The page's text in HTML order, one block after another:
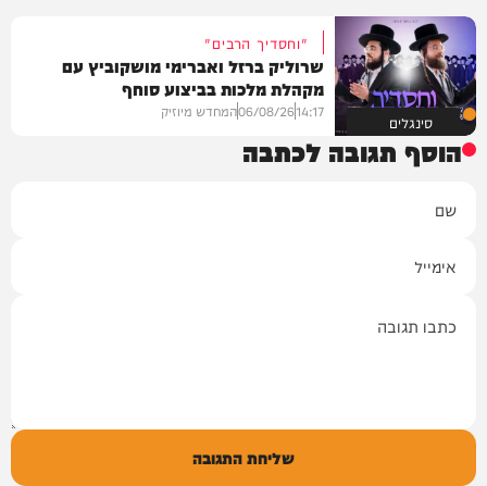
סינגלים
"וחסדיך הרבים"
שרוליק ברזל ואברימי מושקוביץ עם
מקהלת מלכות בביצוע סוחף
14:17
06/08/26המחדש מיוזיק
הוסף תגובה לכתבה
שליחת התגובה